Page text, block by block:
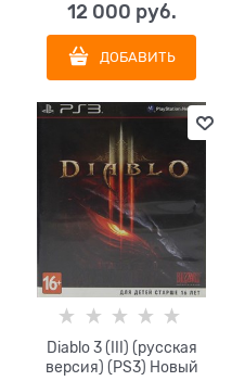
12 000 руб.
ДОБАВИТЬ
Diablo 3 (III) (русская
версия) (PS3) Новый